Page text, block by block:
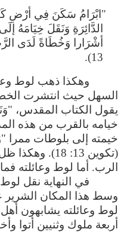
"ابْرَامُ سَكَنَ فِي أرْضِ
الدَّائِرَةِ وَنَقَلَ خِيَامَهُ
13).
وهكذا ذهب لوط
السهل حيث انتشرت
يقول الكتاب المقدس،
خيامه بالقرب من هذه
خيمته إلى بلوطات ممرا
(تكوين 13: 18).
الرب. أما لوط وعائلته
في النهاية نقل لوط
وسط هذا المكان الشرير
لوط وعائلته يشابهون
أربعة ملوك وثنيين أتوا